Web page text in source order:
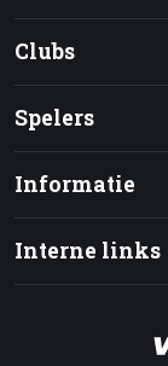
Clubs
Spelers
Informatie
Interne links